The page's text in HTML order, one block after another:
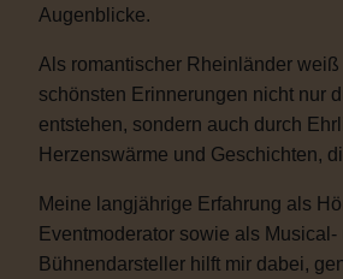
Augenblicke.
Als romantischer Rheinländer weiß
schönsten Erinnerungen nicht nur
entstehen, sondern auch durch
Herzenswärme und Geschichten,
Meine langjährige Erfahrung als
Eventmoderator sowie als Musical-
Bühnendarsteller hilft mir dabei,